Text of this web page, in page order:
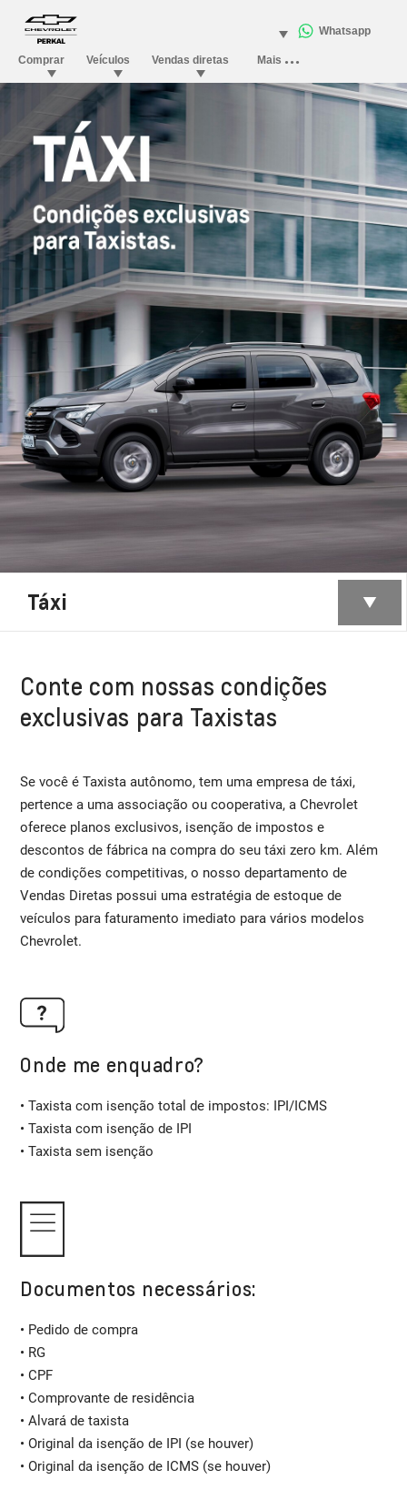
Táxi
Conte com nossas condições
exclusivas para Taxistas
Se você é Taxista autônomo, tem uma empresa de táxi,
pertence a uma associação ou cooperativa, a Chevrolet
oferece planos exclusivos, isenção de impostos e
descontos de fábrica na compra do seu táxi zero km. Além
de condições competitivas, o nosso departamento de
Vendas Diretas possui uma estratégia de estoque de
veículos para faturamento imediato para vários modelos
Chevrolet.
Onde me enquadro?
• Taxista com isenção total de impostos: IPI/ICMS
• Taxista com isenção de IPI
• Taxista sem isenção
Documentos necessários:
• Pedido de compra
• RG
• CPF
• Comprovante de residência
• Alvará de taxista
• Original da isenção de IPI (se houver)
• Original da isenção de ICMS (se houver)